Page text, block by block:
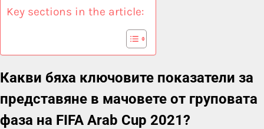
Key sections in the article:
Какви бяха ключовите показатели за
представяне в мачовете от груповата
фаза на FIFA Arab Cup 2021?